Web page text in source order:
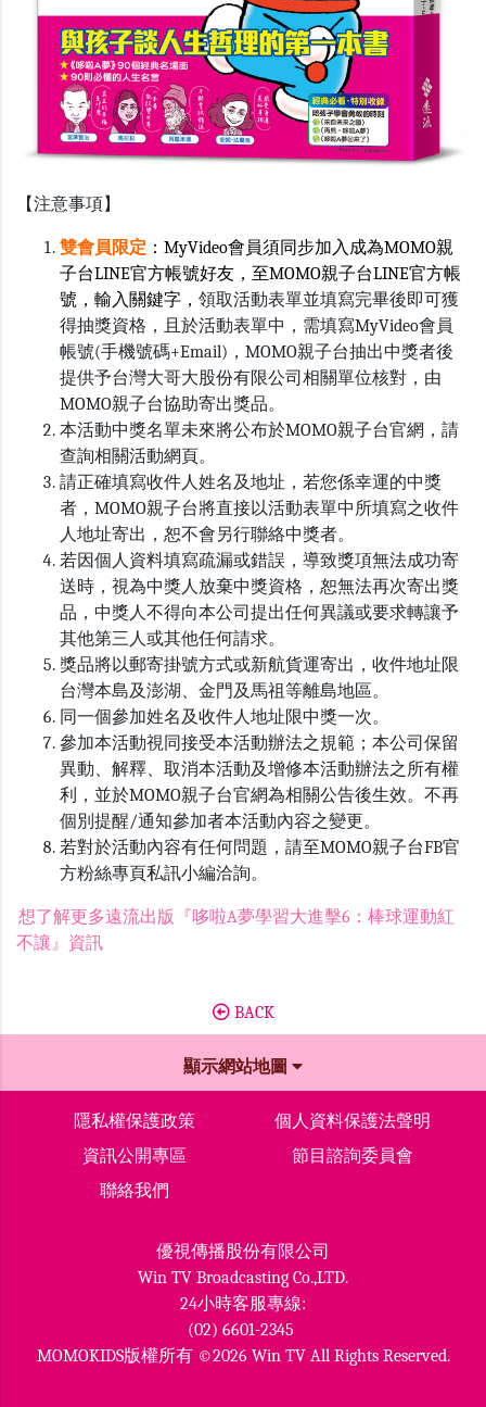
【注意事項】
雙會員限定 ：MyVideo會員須同步加入成為MOMO親
子台LINE官方帳號好友，至MOMO親子台LINE官方帳
號，輸入關鍵字， 領取活動表單並填寫完畢後即可獲
得抽獎資格，且於活動表單中，需填寫MyVideo會員
帳號(手機號碼+Email)，MOMO親子台抽出中獎者後
提供予台灣大哥大股份有限公司相關單位核對，由
MOMO親子台協助寄出獎品。
本活動中獎名單未來將公布於MOMO親子台官網，請
查詢相關活動網頁。
請正確填寫收件人姓名及地址，若您係幸運的中獎
者，MOMO親子台將直接以活動表單中所填寫之收件
人地址寄出，恕不會另行聯絡中獎者。
若因個人資料填寫疏漏或錯誤，導致獎項無法成功寄
送時，視為中獎人放棄中獎資格，恕無法再次寄出獎
品，中獎人不得向本公司提出任何異議或要求轉讓予
其他第三人或其他任何請求。
獎品將以郵寄掛號方式或新航貨運寄出，收件地址限
台灣本島及澎湖、金門及馬祖等離島地區。
同一個參加姓名及收件人地址限中獎一次。
參加本活動視同接受本活動辦法之規範；本公司保留
異動、解釋、取消本活動及增修本活動辦法之所有權
利，並於MOMO親子台官網為相關公告後生效。不再
個別提醒/通知參加者本活動內容之變更。
若對於活動內容有任何問題，請至MOMO親子台FB官
方粉絲專頁私訊小編洽詢。
想了解更多遠流出版『哆啦A夢學習大進擊6：棒球運動紅
不讓』資訊
BACK
顯示網站地圖
隱私權保護政策
個人資料保護法聲明
資訊公開專區
節目諮詢委員會
聯絡我們
優視傳播股份有限公司
Win TV Broadcasting Co.,LTD.
24小時客服專線:
(02) 6601-2345
MOMOKIDS版權所有 ©2026 Win TV All Rights Reserved.